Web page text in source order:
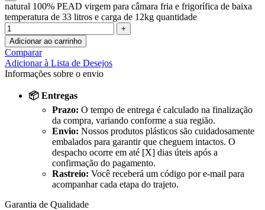
natural 100% PEAD virgem para câmara fria e frigorífica de baixa
temperatura de 33 litros e carga de 12kg quantidade
Adicionar ao carrinho
Comparar
Adicionar à Lista de Desejos
Informações sobre o envio
📦 Entregas
Prazo: O tempo de entrega é calculado na finalização
da compra, variando conforme a sua região.
Envio: Nossos produtos plásticos são cuidadosamente
embalados para garantir que cheguem intactos. O
despacho ocorre em até [X] dias úteis após a
confirmação do pagamento.
Rastreio: Você receberá um código por e-mail para
acompanhar cada etapa do trajeto.
Garantia de Qualidade